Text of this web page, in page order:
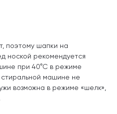
поэтому шапки на
ноской рекомендуется
при 40°С в режиме
машине не
возможна в режиме «шелк»,